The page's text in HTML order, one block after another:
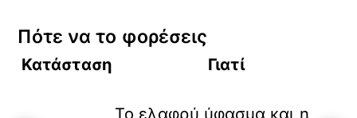
Πότε να το φορέσεις
Κατάσταση Γιατί
Το ελαφρύ ύφασμα και η